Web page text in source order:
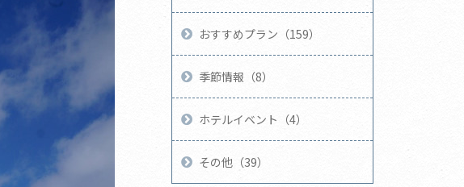
おすすめプラン（159）
季節情報（8）
ホテルイベント（4）
その他（39）